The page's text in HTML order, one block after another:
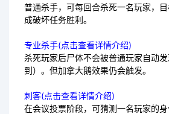
普通杀手，可每回合杀死一名玩家，
成破坏任务胜利。
专业杀手(点击查看详情介绍)
杀死玩家后尸体不会被普通玩家自动
到）。但加拿大鹅效果仍会触发。
刺客(点击查看详情介绍)
在会议投票阶段，可猜测一名玩家的